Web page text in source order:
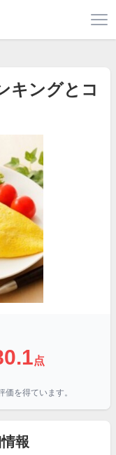
キングとコ
点
価を得ています。
報